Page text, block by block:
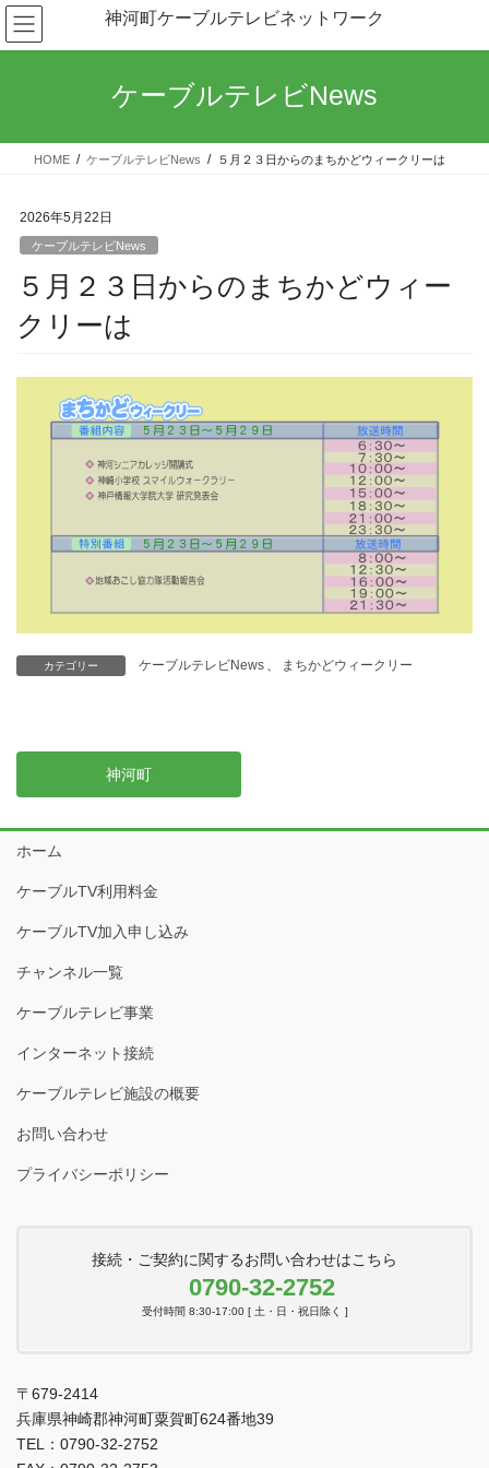
コ
ン
テ
ス
ナ
ビ
ゲ
ン
神河町ケーブルテレビネットワーク
ケーブルテレビNews
HOME ケーブルテレビNews ５月２３日からのまちかどウィークリーは
2026年5月22日
ケーブルテレビNews
５月２３日からのまちかどウィー
クリーは
カテゴリー ケーブルテレビNews 、 まちかどウィークリー
神河町
ホーム
ケーブルTV利用料金
ケーブルTV加入申し込み
チャンネル一覧
ケーブルテレビ事業
インターネット接続
ケーブルテレビ施設の概要
お問い合わせ
プライバシーポリシー
接続・ご契約に関するお問い合わせはこちら
0790-32-2752
受付時間 8:30-17:00 [ 土・日・祝日除く ]
〒679-2414
兵庫県神崎郡神河町粟賀町624番地39
TEL：0790-32-2752